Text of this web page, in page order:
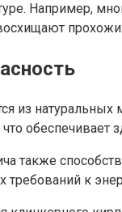
Например,
из
обеспечивает
также
к